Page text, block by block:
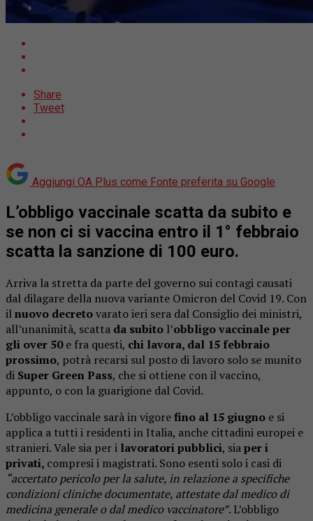
Share
Tweet
Aggiungi OA Plus come Fonte preferita su Google
L’obbligo vaccinale scatta da subito e
se non ci si vaccina entro il 1° febbraio
scatta la sanzione di 100 euro.
Arriva la stretta da parte del governo sui contagi causati
dal dilagare della nuova variante Omicron del Covid 19. Con
ilnuovo decretovarato ieri sera dal Consiglio dei ministri,
all’unanimità, scatta da subito l’obbligo vaccinale per
gli over 50e fra questi, chi lavora, dal 15 febbraio
prossimo, potrà recarsi sul posto di lavoro solo se munito
di Super Green Pass, che si ottiene con il vaccino,
appunto, o con la guarigione dal Covid.
L’obbligo vaccinale sarà in vigorefino al 15 giugno e si
applica a tutti i residenti in Italia, anche cittadini europei e
stranieri. Vale sia per i lavoratori pubblici, siaper i
privati, compresi i magistrati. Sono esenti solo i casi di
“accertato pericolo per la salute, in relazione a specifiche
condizioni cliniche documentate, attestate dal medico di
medicina generale o dal medico vaccinatore”. L’obbligo